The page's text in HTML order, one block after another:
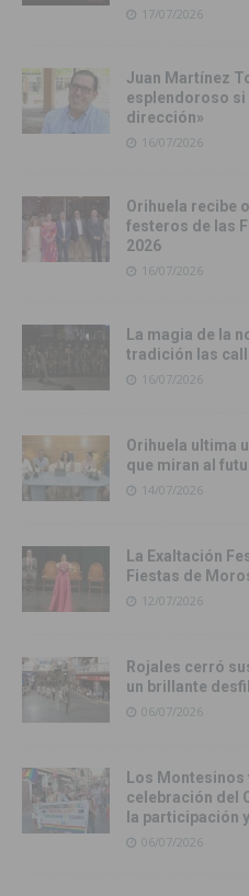
17/07/2026
Juan Martínez
esplendoroso
dirección»
16/07/2026
Orihuela recibe
festeros de las
2026
16/07/2026
La magia de la
tradición las
16/07/2026
Orihuela ultima
que miran al
14/07/2026
La Exaltación
Fiestas de
12/07/2026
Rojales cerró
un brillante
06/07/2026
Los
celebración del
la participación
06/07/2026